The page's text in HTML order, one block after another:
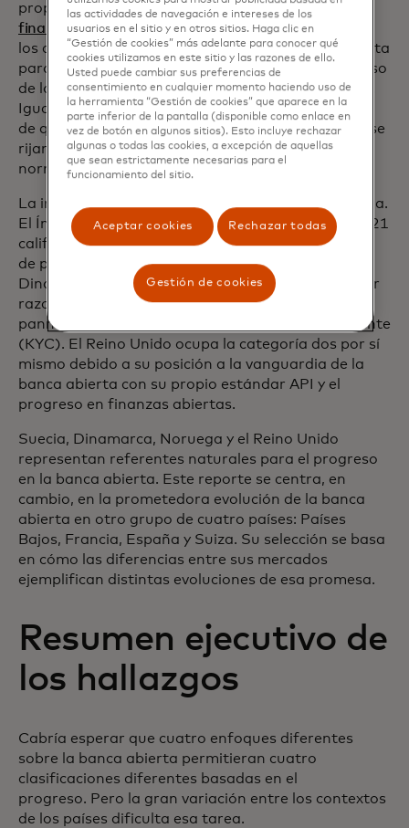
propuesta de la UE sobre
el acceso a los datos
financieros (FIDA)va específicamente más allá de
los datos de las cuentas de pago de la banca abierta
para “establecer un marco que rija el acceso y el uso
de los datos de los clientes en el sector financiero”.
Igualmente importante es que señala la necesidad
de que las instituciones financieras de toda la UE se
rijan por el mismo marco jurídico y las mismas
normas técnicas.
La importancia de los estándares es bien entendida.
El Índice de Preparación para la Banca Abierta 2021
califica a diez países europeos en cinco categorías
de preparación. Los países nórdicos de Suecia,
Dinamarca y Noruega ocupan la categoría uno por
razones que incluyen sus identificaciones digitales
pannórdicas y soluciones de conocimiento del cliente
(KYC). El Reino Unido ocupa la categoría dos por sí
mismo debido a su posición a la vanguardia de la
banca abierta con su propio estándar API y el
progreso en finanzas abiertas.
Suecia, Dinamarca, Noruega y el Reino Unido
representan referentes naturales para el progreso
en la banca abierta. Este reporte se centra, en
cambio, en la prometedora evolución de la banca
abierta en otro grupo de cuatro países: Países
Bajos, Francia, España y Suiza. Su selección se basa
en cómo las diferencias entre sus mercados
ejemplifican distintas evoluciones de esa promesa.
Resumen ejecutivo de
los hallazgos
Cabría esperar que cuatro enfoques diferentes
sobre la banca abierta permitieran cuatro
clasificaciones diferentes basadas en el
progreso. Pero la gran variación entre los contextos
de los países dificulta esa tarea.
las actividades de navegación e intereses de los
usuarios en el sitio y en otros sitios. Haga clic en
“Gestión de cookies” más adelante para conocer qué
cookies utilizamos en este sitio y las razones de ello.
Usted puede cambiar sus preferencias de
consentimiento en cualquier momento haciendo uso de
la herramienta “Gestión de cookies” que aparece en la
parte inferior de la pantalla (disponible como enlace en
vez de botón en algunos sitios). Esto incluye rechazar
algunas o todas las cookies, a excepción de aquellas
que sean estrictamente necesarias para el
funcionamiento del sitio.
Aceptar cookies Rechazar todas
Gestión de cookies